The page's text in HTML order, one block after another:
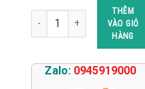
830.000 ₫.
TPBVSK Nutrilite™ Kids
THÊM
VÀO GIỎ
HÀNG
Zalo: 0945919000